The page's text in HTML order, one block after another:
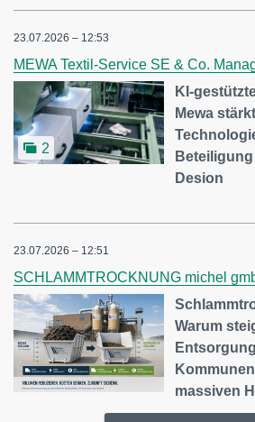
23.07.2026 – 12:53
MEWA Textil-Service SE & Co.
2
KI-
Mewa stärkt
Desion
23.07.2026 – 12:51
SCHLAMMTROCKNUNG michel
Warum
massiven